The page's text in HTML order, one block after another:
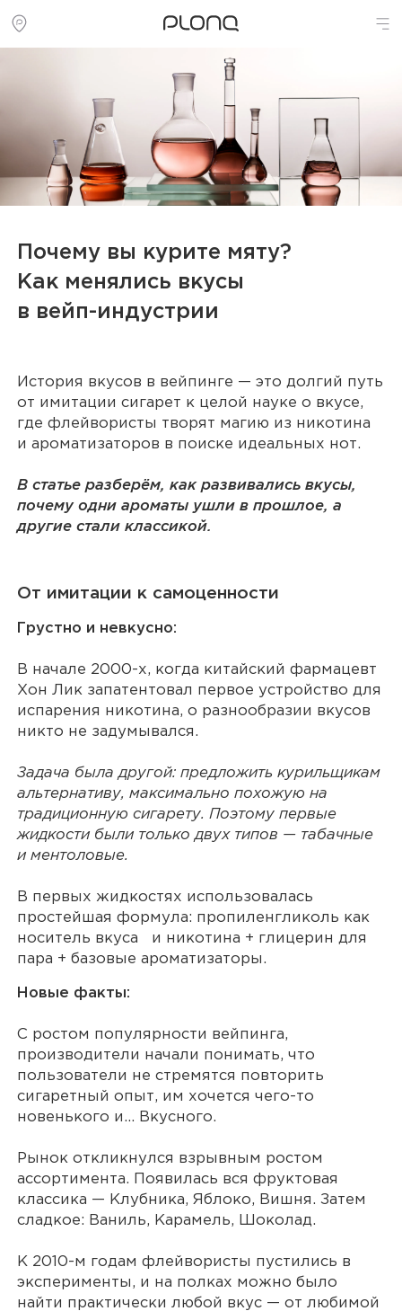
Почему вы курите мяту?
Как менялись вкусы
в вейп-индустрии
История вкусов в вейпинге — это долгий путь
от имитации сигарет к целой науке о вкусе,
где флейвористы творят магию из никотина
и ароматизаторов в поиске идеальных нот.
В статье разберём, как развивались вкусы,
почему одни ароматы ушли в прошлое, а
другие стали классикой.
От имитации к самоценности
Грустно и невкусно:
В начале 2000-х, когда китайский фармацевт
Хон Лик запатентовал первое устройство для
испарения никотина, о разнообразии вкусов
никто не задумывался.
Задача была другой: предложить курильщикам
альтернативу, максимально похожую на
традиционную сигарету. Поэтому первые
жидкости были только двух типов — табачные
и ментоловые.
В первых жидкостях использовалась
простейшая формула: пропиленгликоль как
носитель вкуса и никотина + глицерин для
пара + базовые ароматизаторы.
Новые факты:
С ростом популярности вейпинга,
производители начали понимать, что
пользователи не стремятся повторить
сигаретный опыт, им хочется чего-то
новенького и... Вкусного.
Рынок откликнулся взрывным ростом
ассортимента. Появилась вся фруктовая
классика — Клубника, Яблоко, Вишня. Затем
сладкое: Ваниль, Карамель, Шоколад.
К 2010-м годам флейвористы пустились в
эксперименты, и на полках можно было
найти практически любой вкус — от любимой